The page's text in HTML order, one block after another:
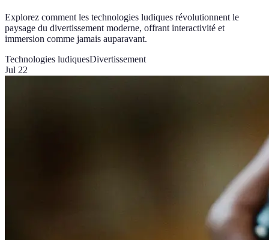
Explorez comment les technologies ludiques révolutionnent le
paysage du divertissement moderne, offrant interactivité et
immersion comme jamais auparavant.
Technologies ludiquesDivertissement
Jul 22